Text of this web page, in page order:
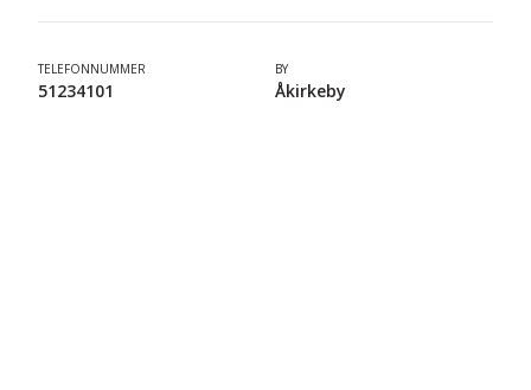
TELEFONNUMMER
51234101
BY
Åkirkeby